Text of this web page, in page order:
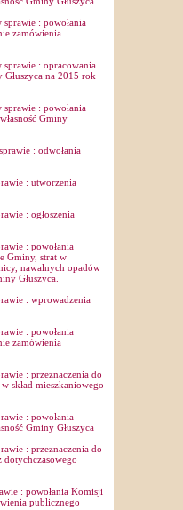
: powołania
zamówienia
: opracowania
na 2015 rok
: powołania
Gminy
: odwołania
: utworzenia
: ogłoszenia
: powołania
Gminy, strat w
nawalnych opadów
Głuszyca.
: wprowadzenia
: powołania
zamówienia
: przeznaczenia do
skład mieszkaniowego
: powołania
Gminy Głuszyca
: przeznaczenia do
: powołania Komisji
publicznego